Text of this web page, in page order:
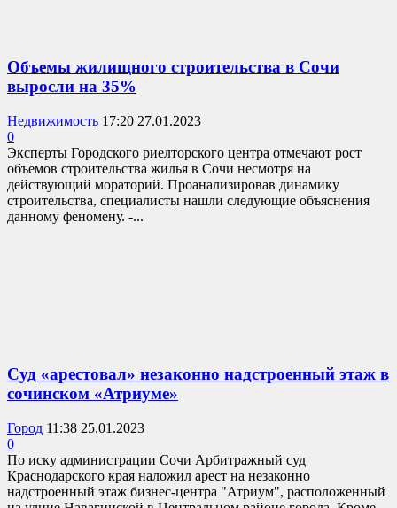
Объемы жилищного строительства в Сочи
выросли на 35%
Недвижимость 17:20 27.01.2023
0
Эксперты Городского риелторского центра отмечают рост
объемов строительства жилья в Сочи несмотря на
действующий мораторий. Проанализировав динамику
строительства, специалисты нашли следующие объяснения
данному феномену. -...
Суд «арестовал» незаконно надстроенный этаж в
сочинском «Атриуме»
Город 11:38 25.01.2023
0
По иску администрации Сочи Арбитражный суд
Краснодарского края наложил арест на незаконно
надстроенный этаж бизнес-центра "Атриум", расположенный